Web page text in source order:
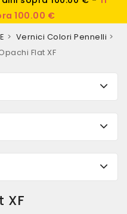
100.00 €
Vernici Colori Pennelli
Flat XF
XF